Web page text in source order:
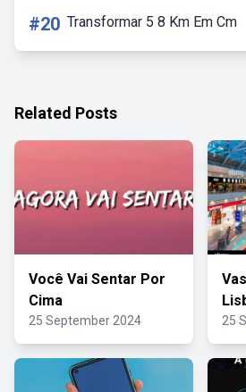
#20 Transformar 5 8 Km Em Cm
Related Posts
Você Vai Sentar Por
Cima
25 September 2024 25